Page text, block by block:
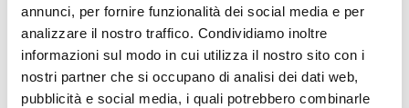
annunci, per fornire funzionalità dei social media e per
analizzare il nostro traffico. Condividiamo inoltre
informazioni sul modo in cui utilizza il nostro sito con i
nostri partner che si occupano di analisi dei dati web,
pubblicità e social media, i quali potrebbero combinarle